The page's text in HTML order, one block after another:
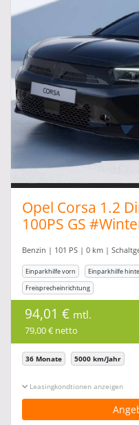
Opel Corsa 1.2
100PS GS
Benzin | 101 PS | 0 km |
Einparkhilfe vorn Einparkhilfe
Freisprecheinrichtung
94,01 € mtl.
79,00 € netto
36 Monate 5000 km/Jahr
Leasingkonditionen ein-/